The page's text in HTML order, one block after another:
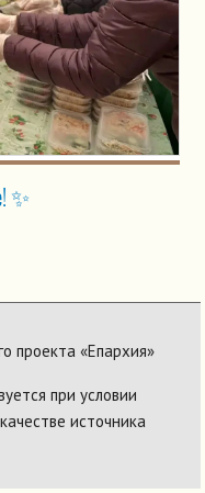
✨
проекта «Епархия»
при условии
источника